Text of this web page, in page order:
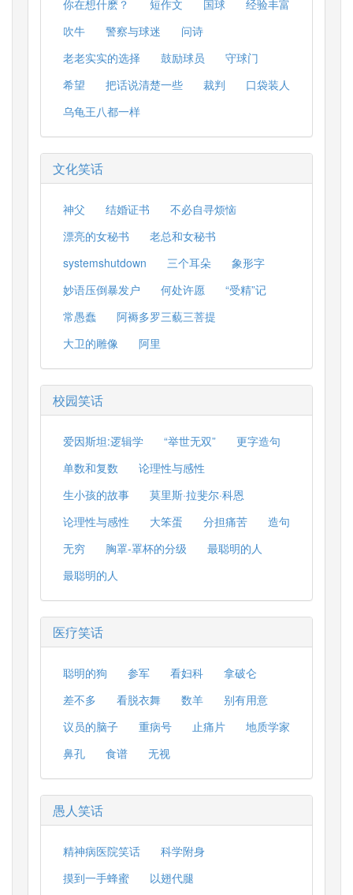
你在想什麽？ 短作文 国球
经验丰富
吹牛
警察与球迷
问诗
老老实实的选择
鼓励球员
守球门
希望
把话说清楚一些 裁判
口袋装人
乌龟王八都一样
文化笑话
神父 结婚证书
不必自寻烦恼
漂亮的女秘书
老总和女秘书
systemshutdown
三个耳朵
象形字
妙语压倒暴发户
何处许愿
“受精”记
常愚蠢
阿褥多罗三藐三菩提
大卫的雕像
阿里
校园笑话
爱因斯坦:逻辑学 “举世无双”
更字造句
单数和复数
论理性与感性
生小孩的故事
莫里斯·拉斐尔·科恩
论理性与感性
大笨蛋 分担痛苦
造句
无穷
胸罩-罩杯的分级
最聪明的人
最聪明的人
医疗笑话
聪明的狗 参军 看妇科
拿破仑
差不多
看脱衣舞 数羊
别有用意
议员的脑子
重病号 止痛片
地质学家
鼻孔
食谱 无视
愚人笑话
精神病医院笑话
科学附身
摸到一手蜂蜜
以翅代腿